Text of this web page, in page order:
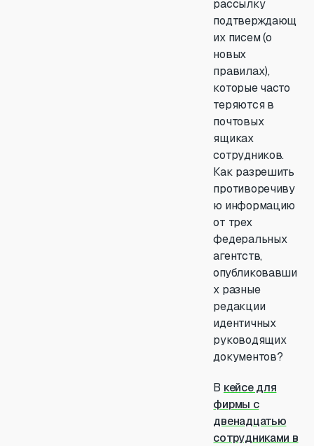
рассылку
подтверждающ
их писем (о
новых
правилах),
которые часто
теряются в
почтовых
ящиках
сотрудников.
Как разрешить
противоречиву
ю информацию
от трех
федеральных
агентств,
опубликовавши
х разные
редакции
идентичных
руководящих
документов?
В кейсе для
фирмы с
двенадцатью
сотрудниками в